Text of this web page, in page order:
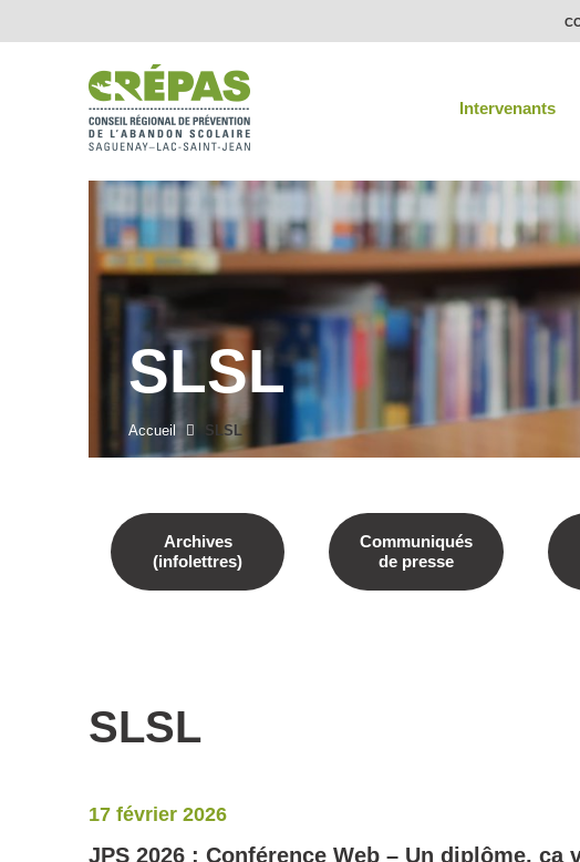
Intervenants
SLSL
Accueil SLSL
Archives
(infolettres)
Communiqués
de presse
SLSL
17 février 2026
JPS 2026 : Conférence Web – Un diplôme, ça